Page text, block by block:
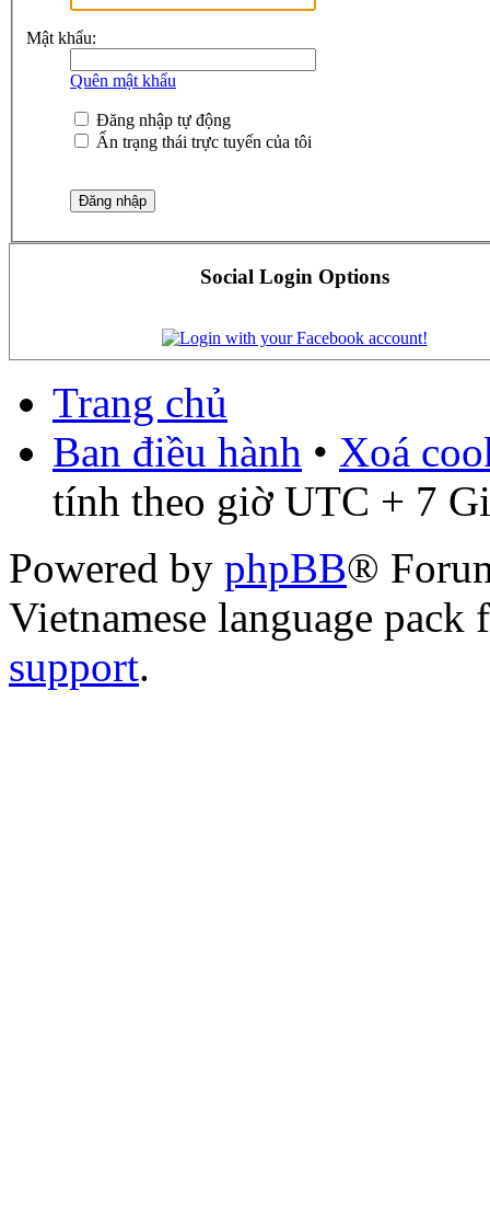
Mật khẩu:
Quên mật khẩu
Đăng nhập tự động
Ẩn trạng thái trực tuyến của tôi
Social Login Options
Trang chủ
Ban điều hành • Xoá
tính theo giờ UTC + 7
Powered by phpBB®
Vietnamese language
support.